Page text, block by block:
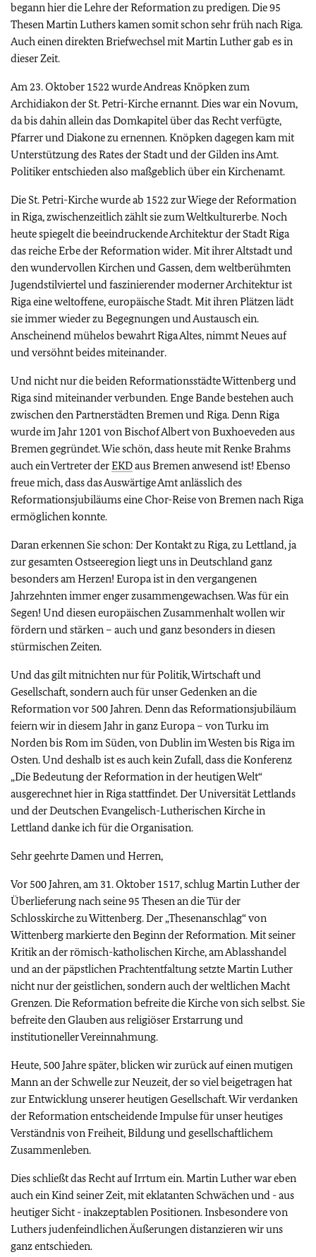
begann hier die Lehre der Reformation zu predigen. Die 95
Thesen Martin Luthers kamen somit schon sehr früh nach Riga.
Auch einen direkten Briefwechsel mit Martin Luther gab es in
dieser Zeit.
Am 23. Oktober 1522 wurde Andreas Knöpken zum
Archidiakon der St. Petri-Kirche ernannt. Dies war ein Novum,
da bis dahin allein das Domkapitel über das Recht verfügte,
Pfarrer und Diakone zu ernennen. Knöpken dagegen kam mit
Unterstützung des Rates der Stadt und der Gilden ins Amt.
Politiker entschieden also maßgeblich über ein Kirchenamt.
Die St. Petri-Kirche wurde ab 1522 zur Wiege der Reformation
in Riga, zwischenzeitlich zählt sie zum Weltkulturerbe. Noch
heute spiegelt die beeindruckende Architektur der Stadt Riga
das reiche Erbe der Reformation wider. Mit ihrer Altstadt und
den wundervollen Kirchen und Gassen, dem weltberühmten
Jugendstilviertel und faszinierender moderner Architektur ist
Riga eine weltoffene, europäische Stadt. Mit ihren Plätzen lädt
sie immer wieder zu Begegnungen und Austausch ein.
Anscheinend mühelos bewahrt Riga Altes, nimmt Neues auf
und versöhnt beides miteinander.
Und nicht nur die beiden Reformationsstädte Wittenberg und
Riga sind miteinander verbunden. Enge Bande bestehen auch
zwischen den Partnerstädten Bremen und Riga. Denn Riga
wurde im Jahr 1201 von Bischof Albert von Buxhoeveden aus
Bremen gegründet. Wie schön, dass heute mit Renke Brahms
auch ein Vertreter derEKDaus Bremen anwesend ist! Ebenso
freue mich, dass das Auswärtige Amt anlässlich des
Reformationsjubiläums eine Chor-Reise von Bremen nach Riga
ermöglichen konnte.
Daran erkennen Sie schon: Der Kontakt zu Riga, zu Lettland, ja
zur gesamten Ostseeregion liegt uns in Deutschland ganz
besonders am Herzen! Europa ist in den vergangenen
Jahrzehnten immer enger zusammengewachsen. Was für ein
Segen! Und diesen europäischen Zusammenhalt wollen wir
fördern und stärken – auch und ganz besonders in diesen
stürmischen Zeiten.
Und das gilt mitnichten nur für Politik, Wirtschaft und
Gesellschaft, sondern auch für unser Gedenken an die
Reformation vor 500 Jahren. Denn das Reformationsjubiläum
feiern wir in diesem Jahr in ganz Europa – von Turku im
Norden bis Rom im Süden, von Dublin im Westen bis Riga im
Osten. Und deshalb ist es auch kein Zufall, dass die Konferenz
„Die Bedeutung der Reformation in der heutigen Welt“
ausgerechnet hier in Riga stattfindet. Der Universität Lettlands
und der Deutschen Evangelisch-Lutherischen Kirche in
Lettland danke ich für die Organisation.
Sehr geehrte Damen und Herren,
Vor 500 Jahren, am 31. Oktober 1517, schlug Martin Luther der
Überlieferung nach seine 95 Thesen an die Tür der
Schlosskirche zu Wittenberg. Der „Thesenanschlag“ von
Wittenberg markierte den Beginn der Reformation. Mit seiner
Kritik an der römisch-katholischen Kirche, am Ablasshandel
und an der päpstlichen Prachtentfaltung setzte Martin Luther
nicht nur der geistlichen, sondern auch der weltlichen Macht
Grenzen. Die Reformation befreite die Kirche von sich selbst. Sie
befreite den Glauben aus religiöser Erstarrung und
institutioneller Vereinnahmung.
Heute, 500 Jahre später, blicken wir zurück auf einen mutigen
Mann an der Schwelle zur Neuzeit, der so viel beigetragen hat
zur Entwicklung unserer heutigen Gesellschaft. Wir verdanken
der Reformation entscheidende Impulse für unser heutiges
Verständnis von Freiheit, Bildung und gesellschaftlichem
Zusammenleben.
Dies schließt das Recht auf Irrtum ein. Martin Luther war eben
auch ein Kind seiner Zeit, mit eklatanten Schwächen und - aus
heutiger Sicht - inakzeptablen Positionen. Insbesondere von
Luthers judenfeindlichen Äußerungen distanzieren wir uns
ganz entschieden.